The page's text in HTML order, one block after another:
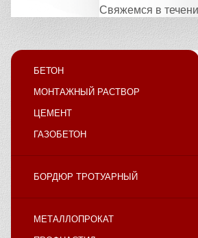
Свяжемся в
БЕТОН
МОНТАЖНЫЙ РАСТВОР
ЦЕМЕНТ
ГАЗОБЕТОН
БОРДЮР ТРОТУАРНЫЙ
МЕТАЛЛОПРОКАТ